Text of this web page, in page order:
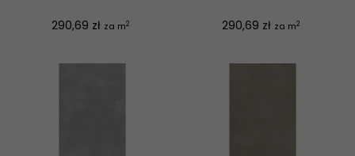
Cena
290,69 zł za m2 Cena
290,69 zł za m2